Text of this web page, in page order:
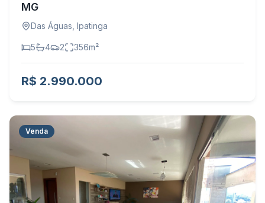
MG
Das Águas Ipatinga
5 4 2 356m²
R$ 2.990.000
Venda